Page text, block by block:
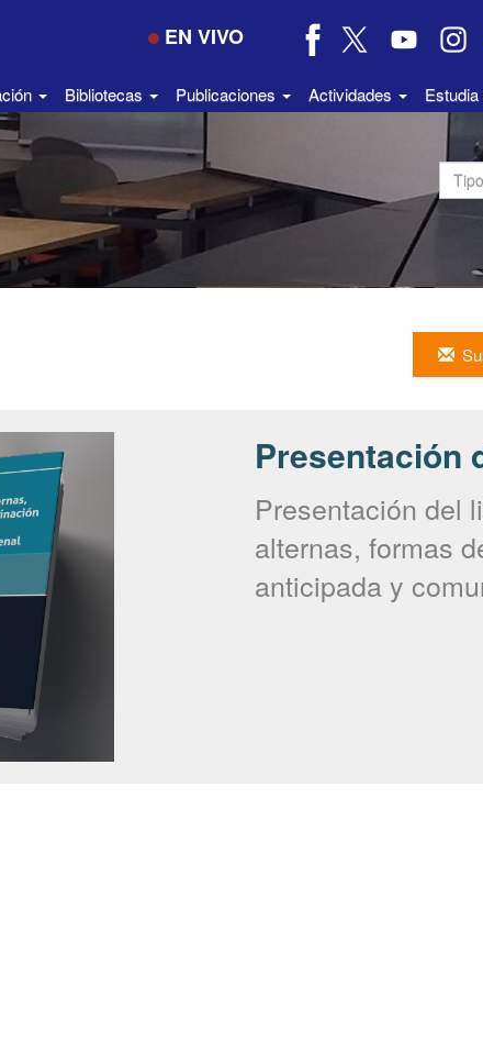
EN VIVO
Bibliotecas Publicaciones Actividades
Presentación
Presentación del
alternas, formas
anticipada y